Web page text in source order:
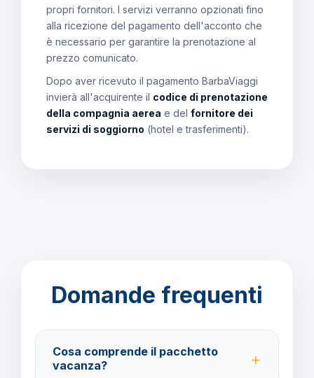
propri fornitori. I servizi verranno opzionati fino
alla ricezione del pagamento dell'acconto che
è necessario per garantire la prenotazione al
prezzo comunicato.
Dopo aver ricevuto il pagamento BarbaViaggi
invierà all'acquirente il codice di prenotazione
della compagnia aerea e del fornitore dei
servizi di soggiorno (hotel e trasferimenti).
Domande frequenti
Cosa comprende il pacchetto
vacanza?